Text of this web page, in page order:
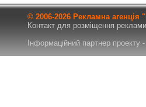
© 2006-2026 Рекламна
Контакт для розміщення
Інформаційний партнер проекту